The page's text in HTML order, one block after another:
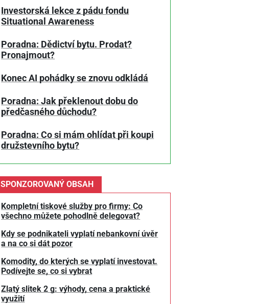
Investorská lekce z pádu fondu
Situational Awareness
Poradna: Dědictví bytu. Prodat?
Pronajmout?
Konec AI pohádky se znovu odkládá
Poradna: Jak překlenout dobu do
předčasného důchodu?
Poradna: Co si mám ohlídat při koupi
družstevního bytu?
SPONZOROVANÝ OBSAH
Kompletní tiskové služby pro firmy: Co
všechno můžete pohodlně delegovat?
Kdy se podnikateli vyplatí nebankovní úvěr
a na co si dát pozor
Komodity, do kterých se vyplatí investovat.
Podívejte se, co si vybrat
Zlatý slitek 2 g: výhody, cena a praktické
využití